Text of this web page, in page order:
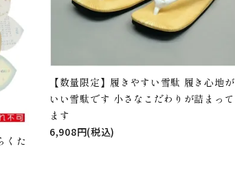
くた
【数量限定】履きやすい雪駄 履き心地が
いい雪駄です 小さなこだわりが詰まって
ます
6,908円(税込)